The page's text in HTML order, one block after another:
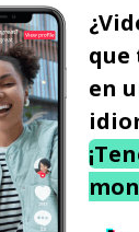
que
en